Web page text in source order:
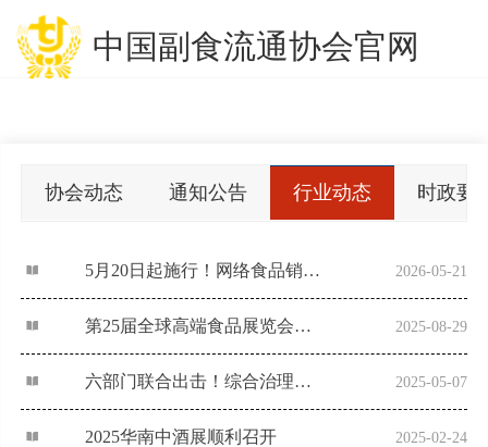
中国副食流通协会官网
协会动态 通知公告 行业动态 时政要
5月20日起施行！网络食品销售新规落地，这些主体责任必须落实 2026-05-21
第25届全球高端食品展览会（全食展）沪上盛大启幕！ 2025-08-29
六部门联合出击！综合治理食品添加剂滥用问题 2025-05-07
2025华南中酒展顺利召开 2025-02-24